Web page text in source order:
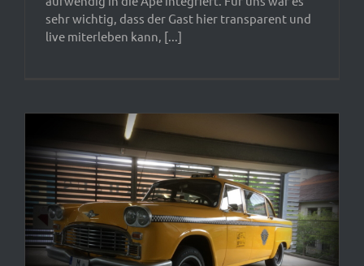
sehr wichtig, dass der Gast hier transparent und
live miterleben kann, [...]